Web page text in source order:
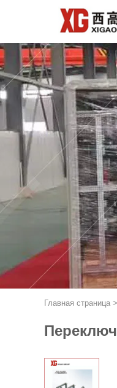
Главная страница >